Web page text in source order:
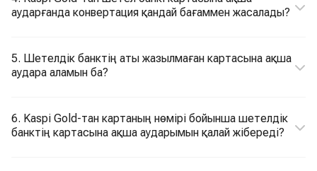
аударғанда конвертация қандай бағаммен жасалады?
5. Шетелдік банктің аты жазылмаған картасына ақша
аудара аламын ба?
6. Kaspi Gold-тан картаның нөмірі бойынша шетелдік
банктің картасына ақша аударымын қалай жібереді?